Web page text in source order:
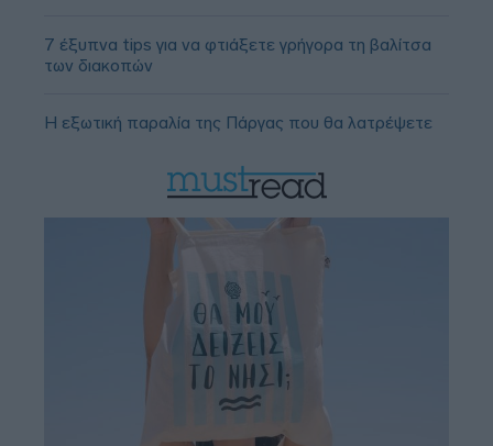
7 έξυπνα tips για να φτιάξετε γρήγορα τη βαλίτσα
των διακοπών
Η εξωτική παραλία της Πάργας που θα λατρέψετε